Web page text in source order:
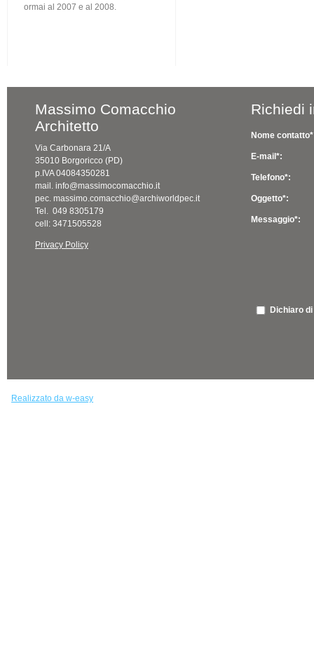
ormai al 2007 e al 2008.
Massimo Comacchio
Architetto
Via Carbonara 21/A
35010 Borgoricco (PD)
p.IVA 04084350281
mail. info@massimocomacchio.it
pec. massimo.comacchio@archiworldpec.it
Tel. 049 8305179
cell: 3471505528
Privacy Policy
Richiedi
Nome
E-mail*:
Telefono*:
Oggetto*:
Messaggio*:
Dichiaro
Realizzato da w-easy